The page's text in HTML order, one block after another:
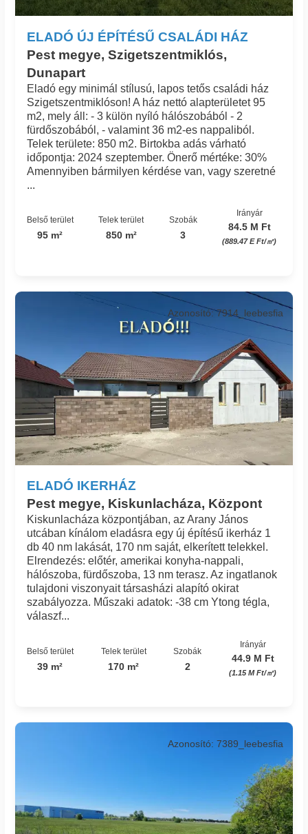
ELADÓ ÚJ ÉPÍTÉSŰ CSALÁDI HÁZ
Pest megye, Szigetszentmiklós,
Dunapart
Eladó egy minimál stílusú, lapos tetős családi ház
Szigetszentmiklóson! A ház nettó alapterületet 95
m2, mely áll: - 3 külön nyíló hálószobából - 2
fürdőszobából, - valamint 36 m2-es nappaliból.
Telek területe: 850 m2. Birtokba adás várható
időpontja: 2024 szeptember. Önerő mértéke: 30%
Amennyiben bármilyen kérdése van, vagy szeretné
...
Belső terület
95 m²
Telek terület
850 m²
Szobák
3
Irányár
84.5 M Ft
(889.47 E Ft/㎡)
ELADÓ IKERHÁZ
Pest megye, Kiskunlacháza, Központ
Azonosító: 7914_leebesfia
Kiskunlacháza központjában, az Arany János
utcában kínálom eladásra egy új építésű ikerház 1
db 40 nm lakását, 170 nm saját, elkerített telekkel.
Elrendezés: előtér, amerikai konyha-nappali,
hálószoba, fürdőszoba, 13 nm terasz. Az ingatlanok
tulajdoni viszonyait társasházi alapító okirat
szabályozza. Műszaki adatok: -38 cm Ytong tégla,
válaszf...
Belső terület
39 m²
Telek terület
170 m²
Szobák
2
Irányár
44.9 M Ft
(1.15 M Ft/㎡)
Azonosító: 7389_leebesfia